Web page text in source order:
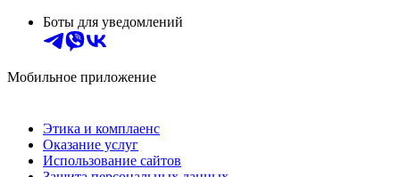
Боты для уведомлений
Мобильное приложение
Этика и комплаенс
Оказание услуг
Использование сайтов